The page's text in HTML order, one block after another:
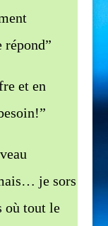
répond”
et en
je sors
où tout le